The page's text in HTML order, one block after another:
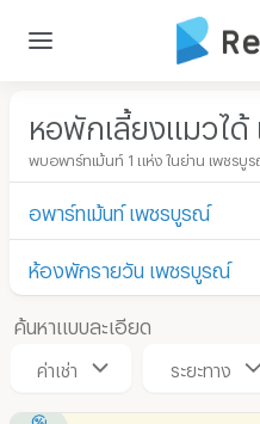
หอพักเลี้ยงแมวได้
พบอพาร์ทเม้นท์ 1 แห่ง ในย่าน เพชรบู
อพาร์ทเม้นท์ เพชรบูรณ์
ห้องพักรายวัน เพชรบูรณ์
ค้นหาแบบละเอียด
ค่าเช่า ระยะทาง